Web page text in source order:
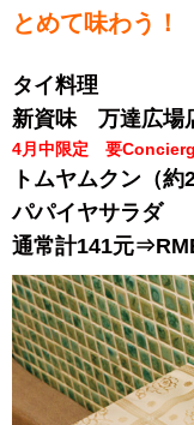
とめて味わう！
タイ料理
新資味 万達広
4月中限定 要
トムヤムクン（
パパイヤサラダ
通常計141元